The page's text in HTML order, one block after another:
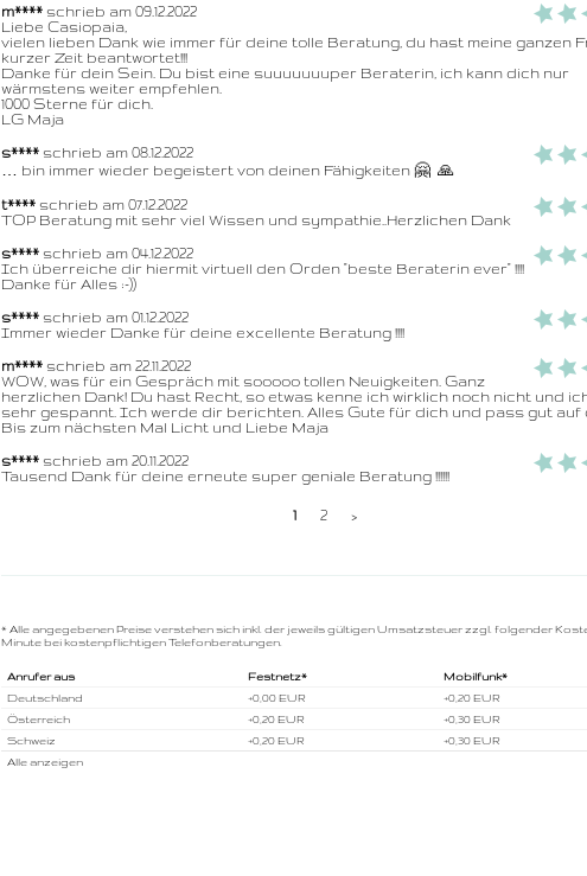
m**** schrieb am 09.12.2022
Liebe Casiopaia,
vielen lieben Dank wie immer für deine tolle Beratung, du hast meine ganzen
kurzer Zeit beantwortet!!!
Danke für dein Sein. Du bist eine suuuuuuuper Beraterin, ich kann dich nur
wärmstens weiter empfehlen.
1000 Sterne für dich.
s**** schrieb am 08.12.2022
… bin immer wieder begeistert von deinen Fähigkeiten 🤗  🙏
t**** schrieb am 07.12.2022
TOP Beratung mit sehr viel Wissen und sympathie..Herzlichen Dank
s**** schrieb am 04.12.2022
Ich überreiche dir hiermit virtuell den Orden "beste Beraterin ever" !!!!
Danke für Alles :-))
s**** schrieb am 01.12.2022
Immer wieder Danke für deine excellente Beratung !!!!
m**** schrieb am 22.11.2022
WOW, was für ein Gespräch mit sooooo tollen Neuigkeiten. Ganz
herzlichen Dank! Du hast Recht, so etwas kenne ich wirklich noch nicht und
sehr gespannt. Ich werde dir berichten. Alles Gute für dich und pass gut auf
Bis zum nächsten Mal Licht und Liebe Maja
s**** schrieb am 20.11.2022
Tausend Dank für deine erneute super geniale Beratung !!!!!!
1 2 >
* Alle angegebenen Preise verstehen sich inkl. der jeweils gültigen Umsatzsteuer zzgl. folgender
Minute bei kostenpflichtigen Telefonberatungen.
Anrufer aus Festnetz*
Mobilfunk*
Deutschland
+0,00 EUR
+0,20 EUR
Österreich
+0,20 EUR
+0,30 EUR
Schweiz
+0,20 EUR
+0,30 EUR
Alle anzeigen